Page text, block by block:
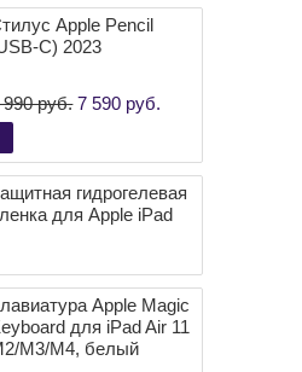
Apple Pencil
C) 2023
990 руб. 7 590 руб.
пленка
Apple Magic
для iPad Air 11